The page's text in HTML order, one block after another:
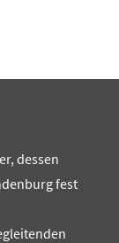
dessen
fest